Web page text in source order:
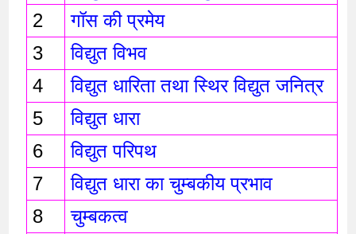
2
गॉस की प्रमेय
3
विद्युत विभव
4
विद्युत धारिता तथा स्थिर विद्युत जनित्र
5
विद्युत धारा
6
विद्युत परिपथ
7
विद्युत धारा का चुम्बकीय प्रभाव
8
चुम्बकत्व